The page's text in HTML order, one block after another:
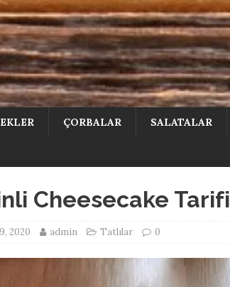
ÇORBALAR SALATALAR
Cheesecake Tarifi
2020 admin Tatlılar 0